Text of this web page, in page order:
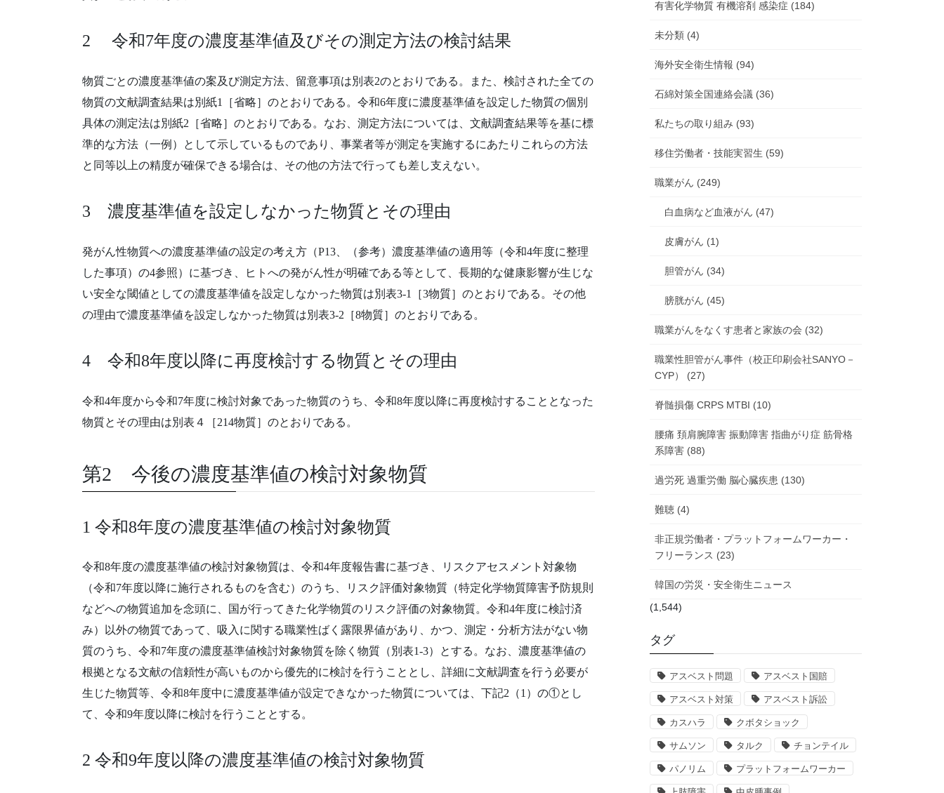
2 令和7年度の濃度基準値及びその測定方法の検討結果
物質ごとの濃度基準値の案及び測定方法、留意事項は別表2のとおりである。また、検討された全ての
物質の文献調査結果は別紙1［省略］のとおりである。令和6年度に濃度基準値を設定した物質の個別
具体の測定法は別紙2［省略］のとおりである。なお、測定方法については、文献調査結果等を基に標
準的な方法（一例）として示しているものであり、事業者等が測定を実施するにあたりこれらの方法
と同等以上の精度が確保できる場合は、その他の方法で行っても差し支えない。
3 濃度基準値を設定しなかった物質とその理由
発がん性物質への濃度基準値の設定の考え方（P13、（参考）濃度基準値の適用等（令和4年度に整理
した事項）の4参照）に基づき、ヒトへの発がん性が明確である等として、長期的な健康影響が生じな
い安全な閾値としての濃度基準値を設定しなかった物質は別表3-1［3物質］のとおりである。その他
の理由で濃度基準値を設定しなかった物質は別表3-2［8物質］のとおりである。
4 令和8年度以降に再度検討する物質とその理由
令和4年度から令和7年度に検討対象であった物質のうち、令和8年度以降に再度検討することとなった
物質とその理由は別表４［214物質］のとおりである。
第2 今後の濃度基準値の検討対象物質
1 令和8年度の濃度基準値の検討対象物質
令和8年度の濃度基準値の検討対象物質は、令和4年度報告書に基づき、リスクアセスメント対象物
（令和7年度以降に施行されるものを含む）のうち、リスク評価対象物質（特定化学物質障害予防規則
などへの物質追加を念頭に、国が行ってきた化学物質のリスク評価の対象物質。令和4年度に検討済
み）以外の物質であって、吸入に関する職業性ばく露限界値があり、かつ、測定・分析方法がない物
質のうち、令和7年度の濃度基準値検討対象物質を除く物質（別表1-3）とする。なお、濃度基準値の
根拠となる文献の信頼性が高いものから優先的に検討を行うこととし、詳細に文献調査を行う必要が
生じた物質等、令和8年度中に濃度基準値が設定できなかった物質については、下記2（1）の①とし
て、令和9年度以降に検討を行うこととする。
2 令和9年度以降の濃度基準値の検討対象物質
有害化学物質 有機溶剤 感染症 (184)
未分類 (4)
海外安全衛生情報 (94)
石綿対策全国連絡会議 (36)
私たちの取り組み (93)
移住労働者・技能実習生 (59)
職業がん (249)
白血病など血液がん (47)
皮膚がん (1)
胆管がん (34)
膀胱がん (45)
職業がんをなくす患者と家族の会 (32)
職業性胆管がん事件（校正印刷会社SANYO－
CYP） (27)
脊髄損傷 CRPS MTBI (10)
腰痛 頚肩腕障害 振動障害 指曲がり症 筋骨格
系障害 (88)
過労死 過重労働 脳心臓疾患 (130)
難聴 (4)
非正規労働者・プラットフォームワーカー・
フリーランス (23)
韓国の労災・安全衛生ニュース
(1,544)
タグ
アスベスト問題 アスベスト国賠
アスベスト対策 アスベスト訴訟
カスハラ クボタショック
サムソン タルク チョンテイル
パノリム プラットフォームワーカー